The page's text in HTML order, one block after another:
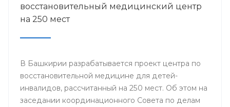
восстановительный медицинский центр
на 250 мест
В Башкирии разрабатывается проект центра по
восстановительной медицине для детей-
инвалидов, рассчитанный на 250 мест. Об этом на
заседании координационного Совета по делам